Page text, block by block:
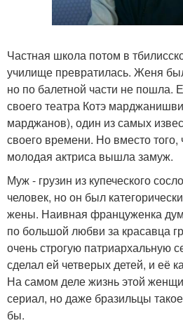
Частная школа потом в
училище превратилась. Женя
но по балетной части не пошла.
своего театра Котэ
марджанов), один из самых
своего времени. Но вместо того,
молодая актриса вышла замуж.
Муж - грузин из купеческого
человек, но он был
жены. Наивная француженка
по большой любви за красавца
очень строгую патриархальную
сделал ей четверых детей, и её
На самом деле жизнь этой
сериал, но даже бразильцы
бы.